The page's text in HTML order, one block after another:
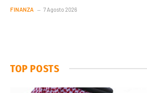
FINANZA 7 Agosto 2026
TOP POSTS